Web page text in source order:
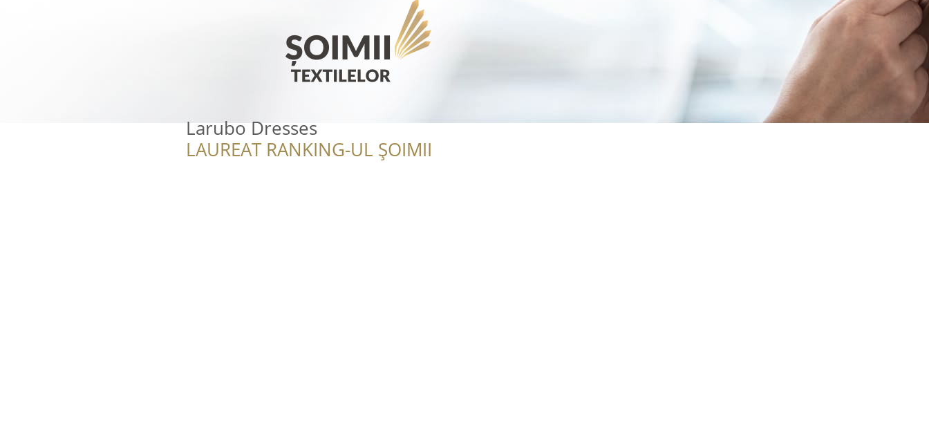
Larubo Dresses
LAUREAT RANKING-UL ȘOIMII